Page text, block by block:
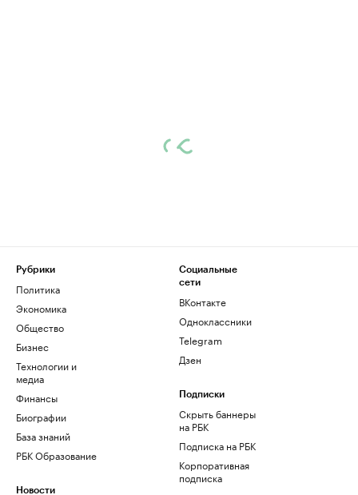
Рубрики
Политика
Экономика
Общество
Бизнес
Технологии и
медиа
Финансы
Биографии
База знаний
РБК Образование
Новости
Социальные
сети
ВКонтакте
Одноклассники
Telegram
Дзен
Подписки
Скрыть баннеры
на РБК
Подписка на РБК
Корпоративная
подписка